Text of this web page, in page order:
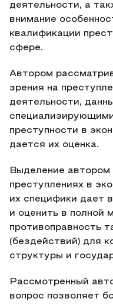
деятельности, а
внимание
квалификации
сфере.
Автором
зрения на
деятельности,
преступности в
дается их оценка.
Выделение автором
преступлениях в
их специфики дает
и оценить в полной
противоправность
(бездействий) для
структуры и
Рассмотренный
вопрос позволяет